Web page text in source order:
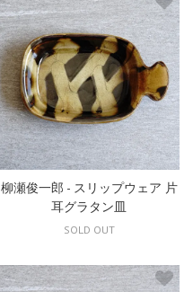
柳瀬俊一郎 - スリップウェア 片
耳グラタン皿
SOLD OUT